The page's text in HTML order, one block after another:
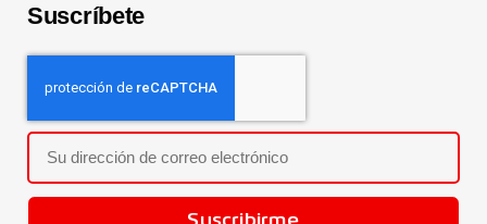
Suscríbete